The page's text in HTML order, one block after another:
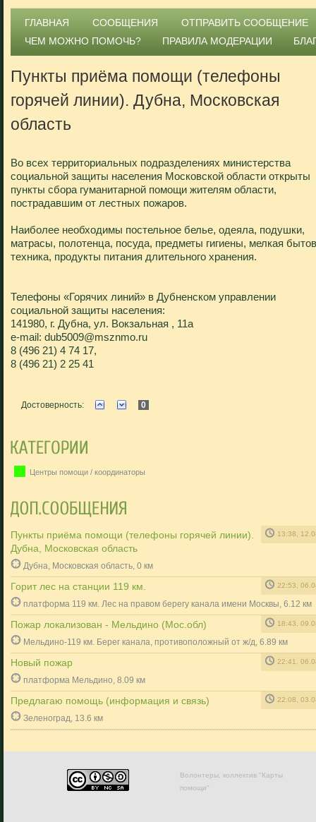
ГЛАВНАЯ СООБЩЕНИЯ
ОТПРАВИТЬ СООБЩЕНИЕ
ЧЕМ МОЖНО ПОМОЧЬ?
ПРАВИЛА МОДЕРАЦИИ
Пункты приёма помощи (телефоны
горячей линии). Дубна, Московская
область
Во всех территориальных подразделениях министерства
социальной защиты населения Московской области открыты
пункты сбора гуманитарной помощи жителям области,
пострадавшим от лестных пожаров.
Наиболее необходимы постельное белье, одеяла, подушки,
матрасы, полотенца, посуда, предметы гигиены, мелкая
техника, продукты питания длительного хранения.
Телефоны «Горячих линий» в Дубненском управлении
социальной защиты населения:
141980, г. Дубна, ул. Вокзальная , 11а
e-mail: dub5009@msznmo.ru
8 (496 21) 4 74 17,
8 (496 21) 2 25 41
Достоверность: 0
Центры помощи / координаторы
Пункты приёма помощи (телефоны горячей линии).
Дубна, Московская область
13:38,
Дубна, Московская область, 0 км
Горит лес на станции 119 км. 22:53,
платформа 119 км. Лес на правом берегу канала имени Москвы, 6.12 км
Пожар локализован - Мельдино (Мос.обл) 18:43,
Мельдино-119 км. Берег канала, противоположный от ж/д, 6.89 км
Новый пожар 22:41,
платформа Мельдино, 8.09 км
Предлагаю помощь (информация и связь) 22:08,
Зеленоград, 13.6 км
Волонтеры, коллектив "Карты
помощи"